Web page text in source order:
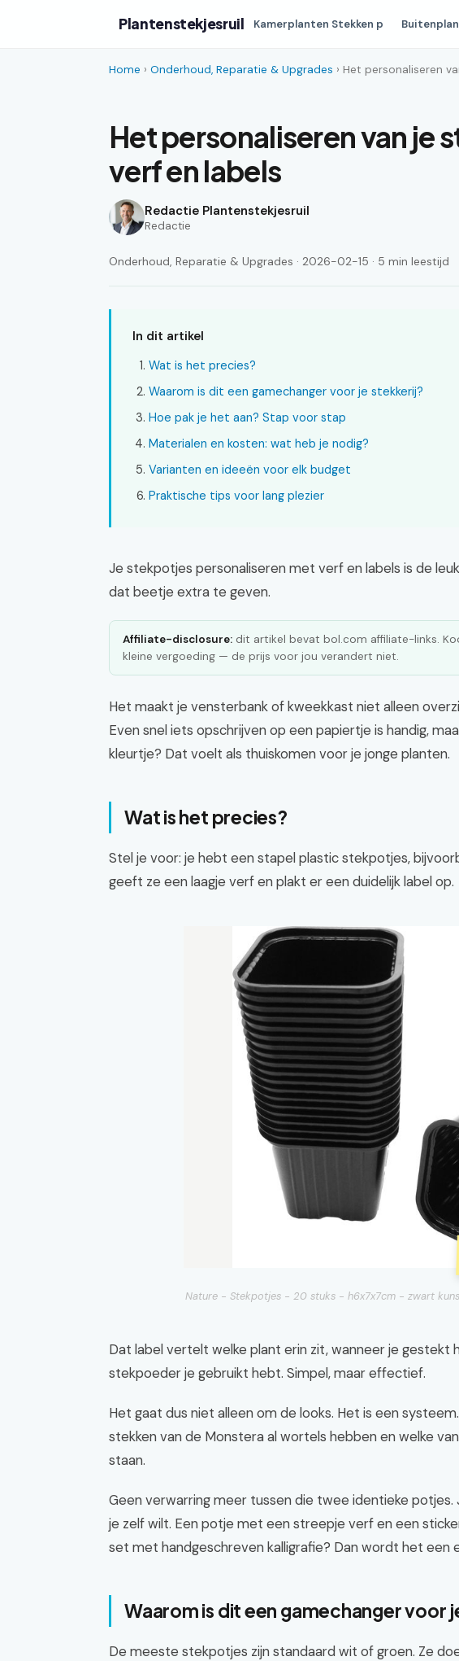
Plantenstekjesruil Kamerplanten Stekken p
Home › Onderhoud, Reparatie & Upgrades › Het personaliseren
Het personaliseren van je
verf en labels
Redactie Plantenstekjesruil
Redactie
Onderhoud, Reparatie & Upgrades · 2026-02-15 · 5 min leestijd
In dit artikel
Wat is het precies?
Waarom is dit een gamechanger voor je stekkerij?
Hoe pak je het aan? Stap voor stap
Materialen en kosten: wat heb je nodig?
Varianten en ideeën voor elk budget
Praktische tips voor lang plezier
Je stekpotjes personaliseren met verf en labels is de
dat beetje extra te geven.
Affiliate-disclosure: dit artikel bevat bol.com affiliate-links.
kleine vergoeding — de prijs voor jou verandert niet.
Het maakt je vensterbank of kweekkast niet alleen
Even snel iets opschrijven op een papiertje is handig,
kleurtje? Dat voelt als thuiskomen voor je jonge planten.
Wat is het precies?
Stel je voor: je hebt een stapel plastic stekpotjes,
geeft ze een laagje verf en plakt er een duidelijk label op.
Nature - Stekpotjes - 20 stuks - h6x7x7cm - zwart
Dat label vertelt welke plant erin zit, wanneer je gestekt
stekpoeder je gebruikt hebt. Simpel, maar effectief.
Het gaat dus niet alleen om de looks. Het is een
stekken van de Monstera al wortels hebben en welke
staan.
Geen verwarring meer tussen die twee identieke potjes.
je zelf wilt. Een potje met een streepje verf en een
set met handgeschreven kalligrafie? Dan wordt het een
Waarom is dit een gamechanger voor
De meeste stekpotjes zijn standaard wit of groen. Ze